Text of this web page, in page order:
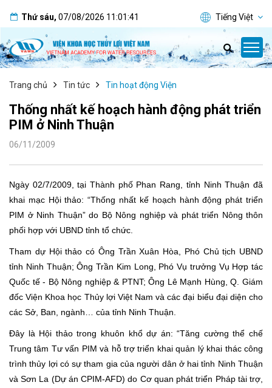
Thứ sáu, 07/08/2026 11:01:42 Tiếng Việt
Trang chủ Tin tức Tin hoạt động Viện
Thống nhất kế hoạch hành động phát triển
PIM ở Ninh Thuận
06/11/2009
Ngày 02/7/2009, tại Thành phố Phan Rang, tỉnh Ninh Thuận đã
khai mạc Hội thảo: “Thống nhất kế hoạch hành động phát triển
PIM ở Ninh Thuận” do Bộ Nông nghiệp và phát triển Nông thôn
phối hợp với UBND tỉnh tổ chức.
Tham dự Hội thảo có Ông Trần Xuân Hòa, Phó Chủ tịch UBND
tỉnh Ninh Thuận; Ông Trần Kim Long, Phó Vụ trưởng Vụ Hợp tác
Quốc tế - Bộ Nông nghiệp & PTNT; Ông Lê Mạnh Hùng, Q. Giám
đốc Viện Khoa học Thủy lợi Việt Nam và các đại biểu đại diện cho
các Sở, Ban, ngành… của tỉnh Ninh Thuận.
Đây là Hội thảo trong khuôn khổ dự án: “Tăng cường thể chế
Trung tâm Tư vấn PIM và hỗ trợ triển khai quản lý khai thác công
trình thủy lợi có sự tham gia của người dân ở hai tỉnh Ninh Thuận
và Sơn La (Dự án CPIM-AFD) do Cơ quan phát triển Pháp tài trợ,